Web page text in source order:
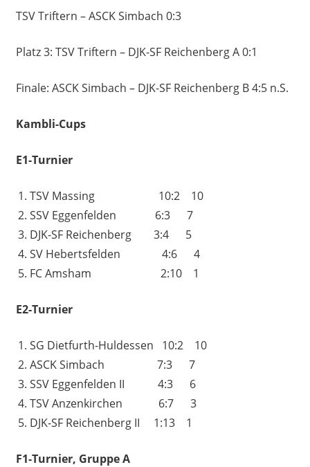
TSV Triftern – ASCK Simbach 0:3
Platz 3: TSV Triftern – DJK-SF Reichenberg A 0:1
Finale: ASCK Simbach – DJK-SF Reichenberg B 4:5 n.S.
Kambli-Cups
E1-Turnier
TSV Massing 10:2 10
SSV Eggenfelden 6:3 7
DJK-SF Reichenberg 3:4 5
SV Hebertsfelden 4:6 4
FC Amsham 2:10 1
E2-Turnier
SG Dietfurth-Huldessen 10:2 10
ASCK Simbach 7:3 7
SSV Eggenfelden II 4:3 6
TSV Anzenkirchen 6:7 3
DJK-SF Reichenberg II 1:13 1
F1-Turnier, Gruppe A